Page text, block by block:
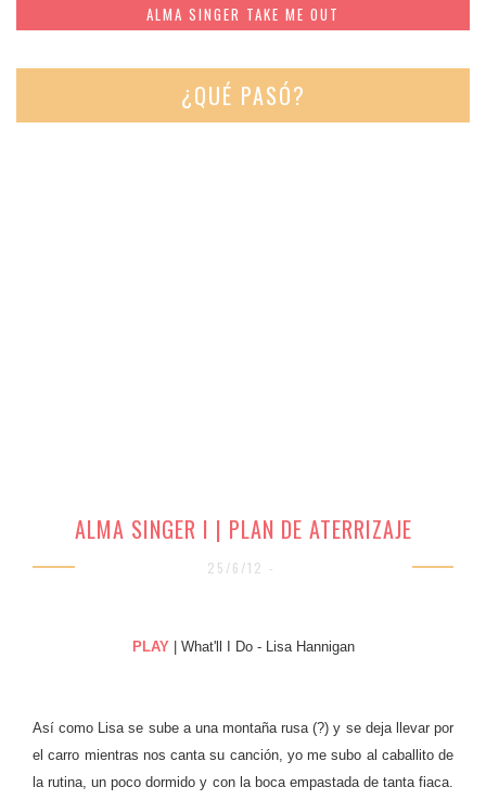
ALMA SINGER TAKE ME OUT
¿QUÉ PASÓ?
ALMA SINGER I | PLAN DE ATERRIZAJE
25/6/12 -
PLAY| What'll I Do - Lisa Hannigan
Así como Lisa se sube a una montaña rusa (?) y se deja llevar por
el carro mientras nos canta su canción, yo me subo al caballito de
la rutina, un poco dormido y con la boca empastada de tanta fiaca.